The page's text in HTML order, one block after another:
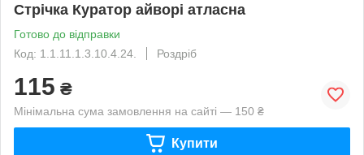
Стрічка Куратор айворі атласна
Готово до відправки
Код: 1.1.11.1.3.10.4.24.
Роздріб
115 ₴
Мінімальна сума замовлення на сайті — 150 ₴
Купити